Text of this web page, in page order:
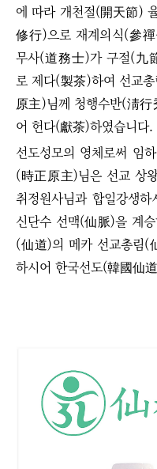
에 따라 개천절(開天節)
修行)으로 재계의식(參
무사(道務士)가 구절(九
로 제다(製茶)하여 선교
原主)님께 청행수반(淸
어 헌다(獻茶)하였습니다.
선도성모의 영체로써 임
(時正原主)님은 선교 상
취정원사님과 합일강생
신단수 선맥(仙脈)을 계
(仙道)의 메카 선교총림
하시어 한국선도(韓國仙